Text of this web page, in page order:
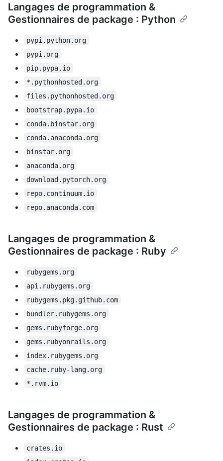
Langages de programmation &
Gestionnaires de package : Python
pypi.python.org
pypi.org
pip.pypa.io
*.pythonhosted.org
files.pythonhosted.org
bootstrap.pypa.io
conda.binstar.org
conda.anaconda.org
binstar.org
anaconda.org
download.pytorch.org
repo.continuum.io
repo.anaconda.com
Langages de programmation &
Gestionnaires de package : Ruby
rubygems.org
api.rubygems.org
rubygems.pkg.github.com
bundler.rubygems.org
gems.rubyforge.org
gems.rubyonrails.org
index.rubygems.org
cache.ruby-lang.org
*.rvm.io
Langages de programmation &
Gestionnaires de package : Rust
crates.io